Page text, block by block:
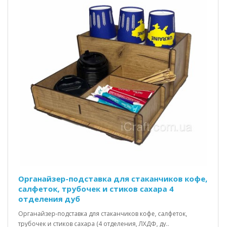
Органайзер-подставка для стаканчиков кофе,
салфеток, трубочек и стиков сахара 4
отделения дуб
Органайзер-подставка для стаканчиков кофе, салфеток,
трубочек и стиков сахара (4 отделения, ЛХДФ, ду..